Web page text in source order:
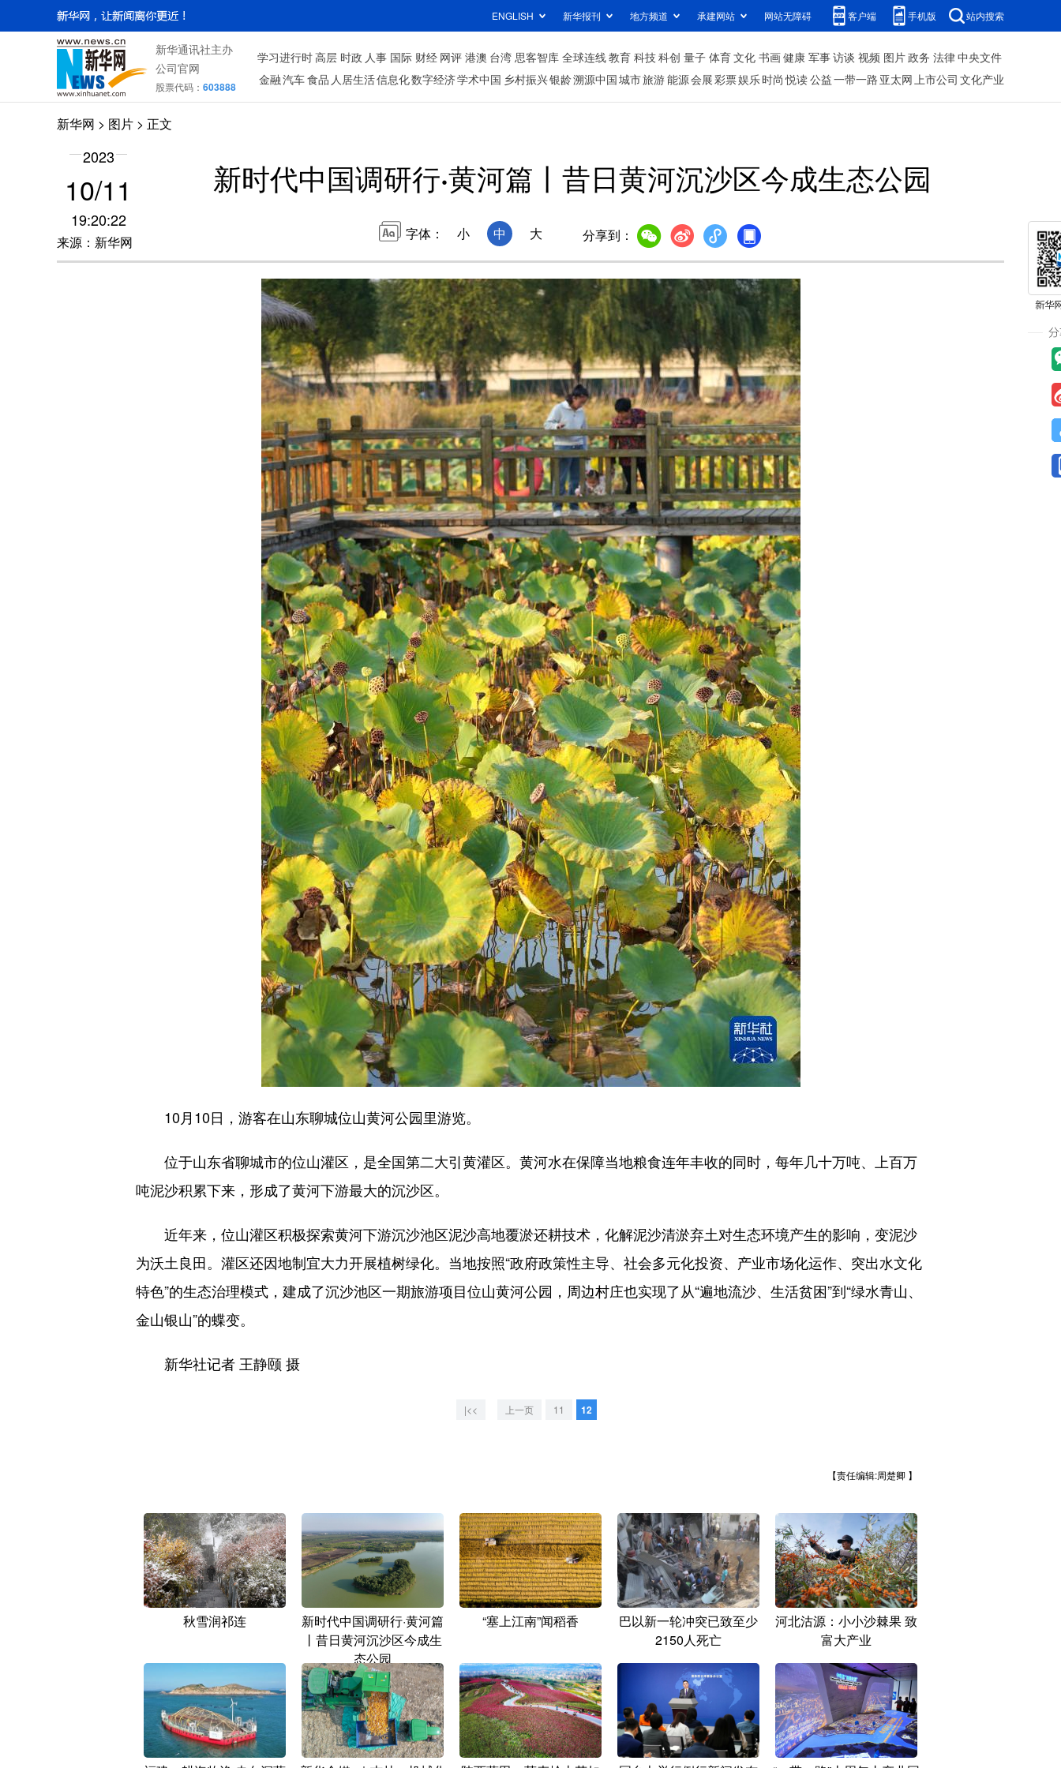
ENGLISH 新华报刊 地方频道 承建网站 网站无障碍 客户端 手机版 站内搜索
新华通讯社主办
公司官网
股票代码： 603888
学习进行时高层 时政 人事 国际 财经 网评 港澳 台湾 思客智库 全球连线教育 科技科创 量子 体育文化 书画健康 军事访谈 视频 图片政务 法律中央文件
金融汽车食品 人居生活信息化数字经济学术中国 乡村振兴银龄溯源中国城市旅游能源会展彩票娱乐时尚 悦读公益一带一路 亚太网上市公司 文化产业
新华网 > 图片 > 正文
2023
10/11
19:20:22
来源：新华网
新时代中国调研行·黄河篇丨昔日黄河沉沙区今成生态公园
字体： 小 中 大 分享到：
10月10日，游客在山东聊城位山黄河公园里游览。
位于山东省聊城市的位山灌区，是全国第二大引黄灌区。黄河水在保障当地粮食连年丰收的同时，每年几十万吨、上百万
吨泥沙积累下来，形成了黄河下游最大的沉沙区。
近年来，位山灌区积极探索黄河下游沉沙池区泥沙高地覆淤还耕技术，化解泥沙清淤弃土对生态环境产生的影响，变泥沙
为沃土良田。灌区还因地制宜大力开展植树绿化。当地按照“政府政策性主导、社会多元化投资、产业市场化运作、突出水文化
特色”的生态治理模式，建成了沉沙池区一期旅游项目位山黄河公园，周边村庄也实现了从“遍地流沙、生活贫困”到“绿水青山、
金山银山”的蝶变。
新华社记者 王静颐 摄
|<< 上一页 11 12
【责任编辑:周楚卿 】
秋雪润祁连
新时代中国调研行·黄河篇
丨昔日黄河沉沙区今成生
态公园
“塞上江南”闻稻香
巴以新一轮冲突已致至少
2150人死亡
河北沽源：小小沙棘果 致
富大产业